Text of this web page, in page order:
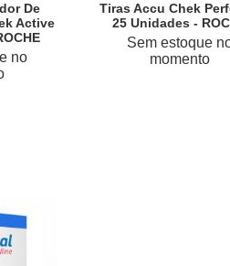
De
Active
no
Tiras Accu Chek
25 Unidades -
Sem estoque
momento